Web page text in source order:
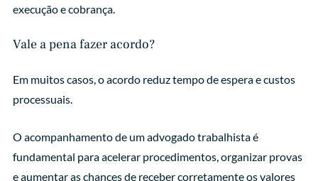
execução e cobrança.
Vale a pena fazer acordo?
Em muitos casos, o acordo reduz tempo de espera e custos
processuais.
O acompanhamento de um advogado trabalhista é
fundamental para acelerar procedimentos, organizar provas
e aumentar as chances de receber corretamente os valores